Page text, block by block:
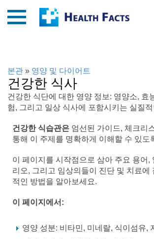
본관 » 영양 및 다이어트
건강한 식사
건강한 식단에 대한 영양 정보: 영양소, 효
험, 그리고 일상 식사에 포함시키는 실질
건강한 식습관은 엄선된 가이드, 체크리
통해 이 주제를 명확하게 이해할 수 있도
이 페이지를 시작점으로 삼아 주요 용어,
리오, 그리고 임상의들이 진단 및 치료에
적인 방법을 알아보세요.
이 페이지에서:
영양 성분: 비타민, 미네랄, 식이섬유,